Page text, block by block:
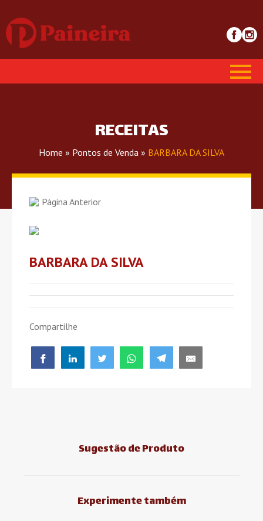
RECEITAS
Home » Pontos de Venda » BARBARA DA SILVA
Página Anterior
BARBARA DA SILVA
Compartilhe
Sugestão de Produto
Experimente também